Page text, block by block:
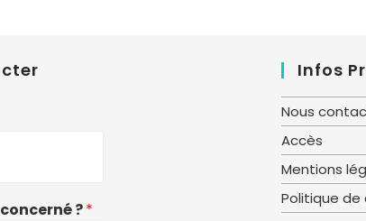
?*
Infos
Nous
Accès
Mentions
Politique de